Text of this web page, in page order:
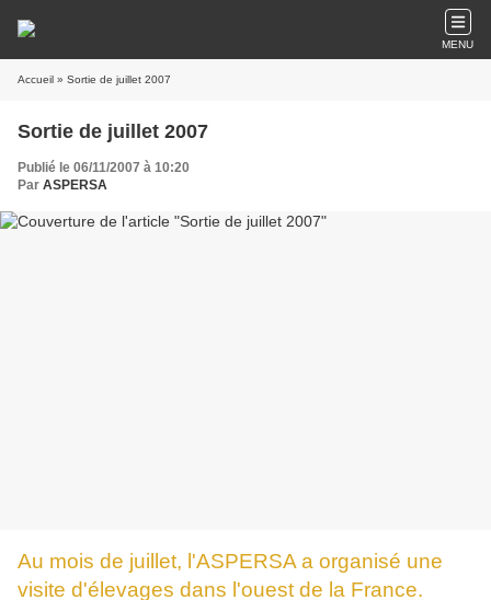
MENU
Accueil » Sortie de juillet 2007
Sortie de juillet 2007
Publié le 06/11/2007 à 10:20
Par ASPERSA
Au mois de juillet, l'ASPERSA a organisé une
visite d'élevages dans l'ouest de la France.